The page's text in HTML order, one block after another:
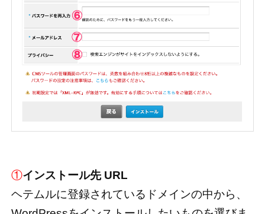
①インストール先 URL
ヘテムルに登録されているドメインの中から、